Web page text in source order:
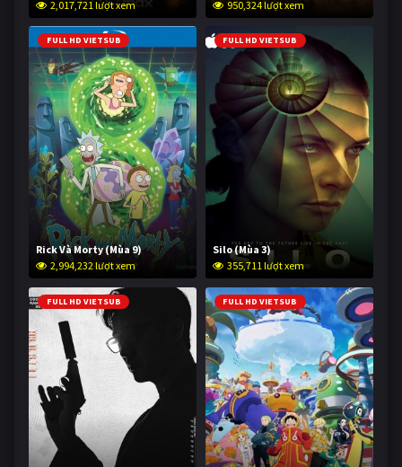
2,017,721 lượt xem 950,324 lượt xem
FULL HD VIETSUB
Rick Và Morty (Mùa 9)
2,994,232 lượt xem
FULL HD VIETSUB
Silo (Mùa 3)
355,711 lượt xem
FULL HD VIETSUB FULL HD VIETSUB